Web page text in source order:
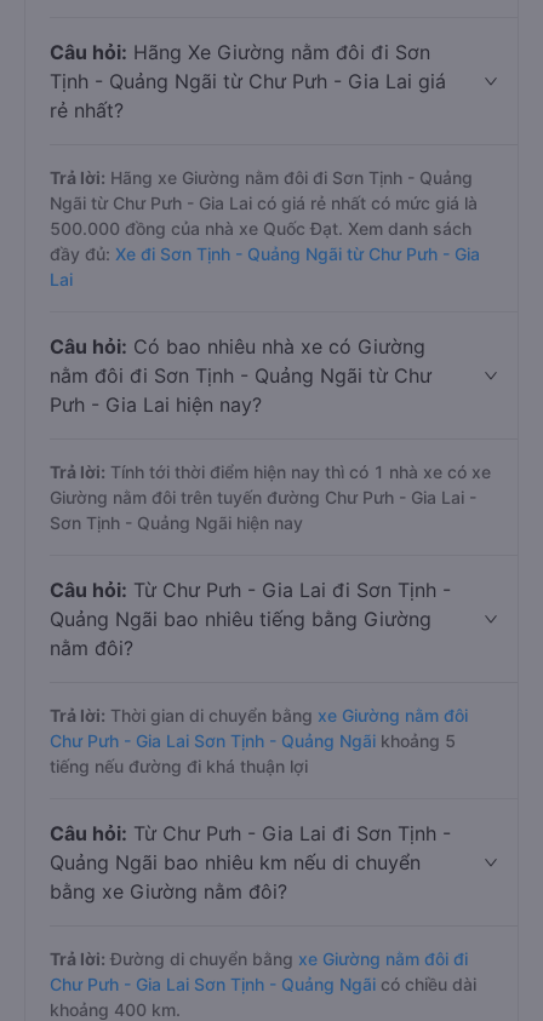
Câu hỏi: Hãng Xe Giường nằm đôi đi Sơn
Tịnh - Quảng Ngãi từ Chư Pưh - Gia Lai giá
rẻ nhất?
Trả lời: Hãng xe Giường nằm đôi đi Sơn Tịnh - Quảng
Ngãi từ Chư Pưh - Gia Lai có giá rẻ nhất có mức giá là
500.000 đồng của nhà xe Quốc Đạt. Xem danh sách
đầy đủ: Xe đi Sơn Tịnh - Quảng Ngãi từ Chư Pưh - Gia
Lai
Câu hỏi: Có bao nhiêu nhà xe có Giường
nằm đôi đi Sơn Tịnh - Quảng Ngãi từ Chư
Pưh - Gia Lai hiện nay?
Trả lời: Tính tới thời điểm hiện nay thì có 1 nhà xe có xe
Giường nằm đôi trên tuyến đường Chư Pưh - Gia Lai -
Sơn Tịnh - Quảng Ngãi hiện nay
Câu hỏi: Từ Chư Pưh - Gia Lai đi Sơn Tịnh -
Quảng Ngãi bao nhiêu tiếng bằng Giường
nằm đôi?
Trả lời: Thời gian di chuyển bằng xe Giường nằm đôi
Chư Pưh - Gia Lai Sơn Tịnh - Quảng Ngãi khoảng 5
tiếng nếu đường đi khá thuận lợi
Câu hỏi: Từ Chư Pưh - Gia Lai đi Sơn Tịnh -
Quảng Ngãi bao nhiêu km nếu di chuyển
bằng xe Giường nằm đôi?
Trả lời: Đường di chuyển bằng xe Giường nằm đôi đi
Chư Pưh - Gia Lai Sơn Tịnh - Quảng Ngãi có chiều dài
khoảng 400 km.